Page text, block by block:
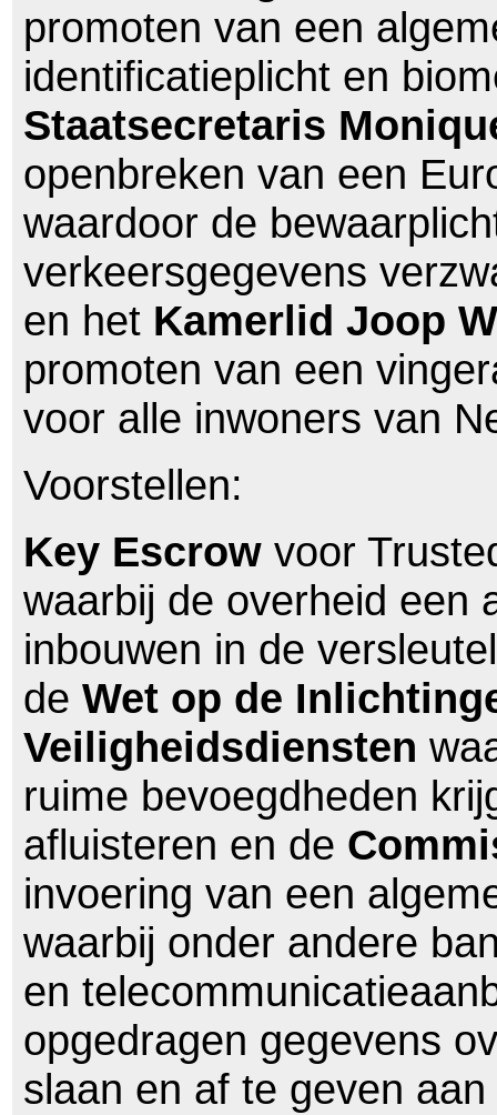
promoten van een
identificatieplicht en
Staatsecretaris
openbreken van een
waardoor de
verkeersgegevens
en het Kamerlid Joop
promoten van een
voor alle inwoners van
Voorstellen:
Key Escrow voor
waarbij de overheid een
inbouwen in de
de Wet op de
Veiligheidsdiensten
ruime bevoegdheden
afluisteren en de
invoering van een
waarbij onder andere
en
opgedragen gegevens
slaan en af te geven